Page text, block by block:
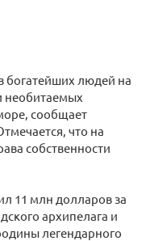
богатейших людей на
необитаемых
сообщает
что на
собственности
11 млн долларов за
архипелага и
легендарного